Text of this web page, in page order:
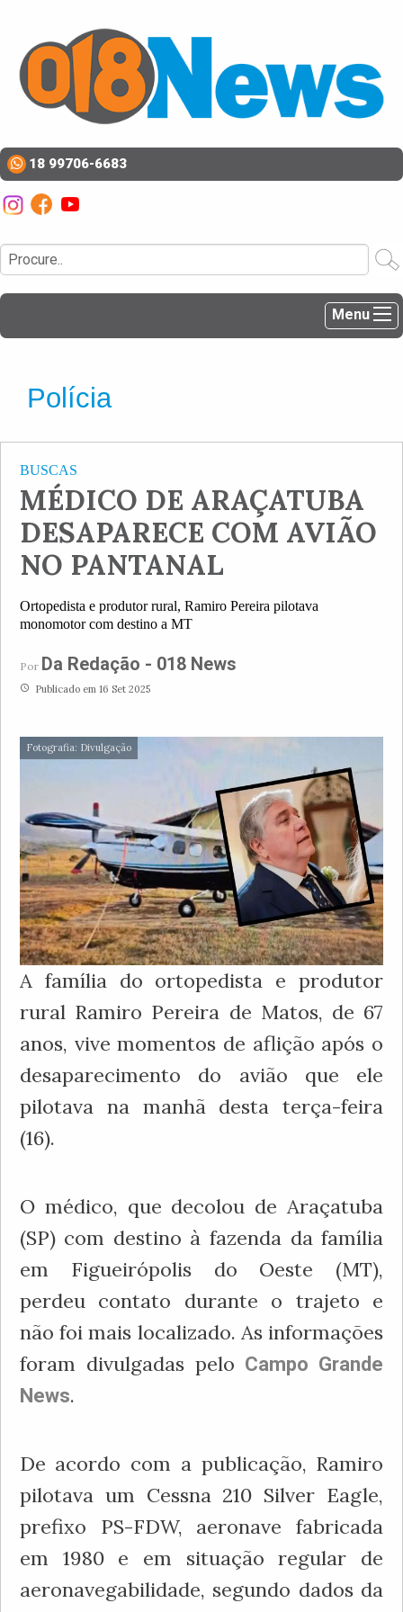
18 99706-6683
Menu
Polícia
BUSCAS
MÉDICO DE ARAÇATUBA
DESAPARECE COM AVIÃO
NO PANTANAL
Ortopedista e produtor rural, Ramiro Pereira pilotava
monomotor com destino a MT
Por Da Redação - 018 News
access_time Publicado em 16 Set 2025
Fotografia: Divulgação
A família do ortopedista e produtor
rural Ramiro Pereira de Matos, de 67
anos, vive momentos de aflição após o
desaparecimento do avião que ele
pilotava na manhã desta terça-feira
(16).
O médico, que decolou de Araçatuba
(SP) com destino à fazenda da família
em Figueirópolis do Oeste (MT),
perdeu contato durante o trajeto e
não foi mais localizado. As informações
foram divulgadas pelo Campo Grande
News.
De acordo com a publicação, Ramiro
pilotava um Cessna 210 Silver Eagle,
prefixo PS-FDW, aeronave fabricada
em 1980 e em situação regular de
aeronavegabilidade, segundo dados da